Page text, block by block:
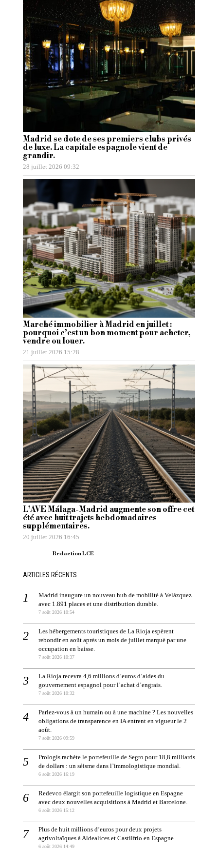
Madrid se dote de ses premiers clubs privés
de luxe. La capitale espagnole vient de
grandir.
28 juillet 2026 09:32
Marché immobilier à Madrid en juillet :
pourquoi c’est un bon moment pour acheter,
vendre ou louer.
21 juillet 2026 15:28
L’AVE Málaga-Madrid augmente son offre cet
été avec huit trajets hebdomadaires
supplémentaires.
20 juillet 2026 16:45
Redaction LCE
ARTICLES RÉCENTS
Madrid inaugure un nouveau hub de mobilité à Velázquez
avec 1.891 places et une distribution durable.
7 août 2026 10:54
Les hébergements touristiques de La Rioja espèrent
rebondir en août après un mois de juillet marqué par une
occupation en baisse.
7 août 2026 10:37
La Rioja recevra 4,6 millions d’euros d’aides du
gouvernement espagnol pour l’achat d’engrais.
7 août 2026 10:32
Parlez-vous à un humain ou à une machine ? Les nouvelles
obligations de transparence en IA entrent en vigueur le 2
août.
7 août 2026 09:59
Prologis rachète le portefeuille de Segro pour 18,8 milliards
de dollars : un séisme dans l’immologistique mondial.
6 août 2026 16:19
Redevco élargit son portefeuille logistique en Espagne
avec deux nouvelles acquisitions à Madrid et Barcelone.
6 août 2026 15:12
Plus de huit millions d’euros pour deux projets
agrivoltaïques à Aldealices et Castilfrío en Espagne.
6 août 2026 14:49